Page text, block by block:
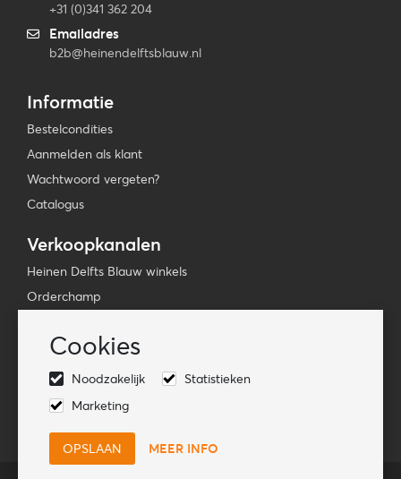
Cookies
Noodzakelijk
Statistieken
Marketing
MEER INFO
+31 (0)341 362 204
Emailadres
b2b@heinendelftsblauw.nl
Informatie
Bestelcondities
Aanmelden als klant
Wachtwoord vergeten?
Catalogus
Verkoopkanalen
Heinen Delfts Blauw winkels
Orderchamp
Tica Venlo
Volg ons